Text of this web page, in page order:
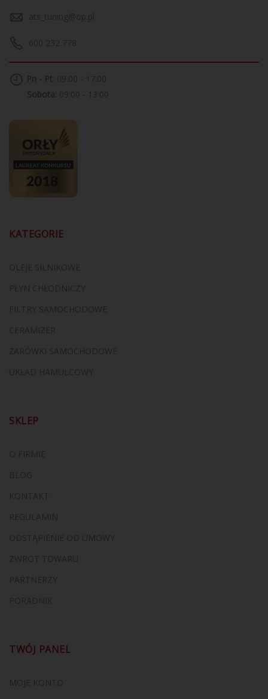
KATEGORIE
SKLEP
TWÓJ PANEL